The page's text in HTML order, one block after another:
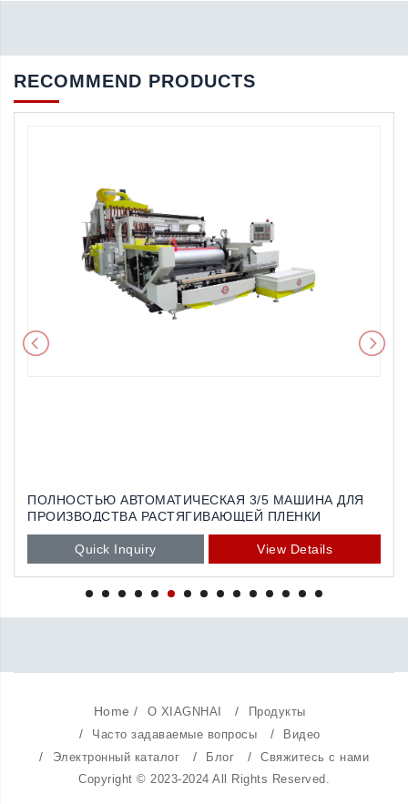
RECOMMEND PRODUCTS
ВЫСОКОСКОРОСТНАЯ МАШИНА ДЛЯ
ПРОИЗВОДСТВА БИОРАЗЛАГАЕМОЙ ПЛЕНКИ ИЗ
ПОЛИЭТИЛЕНА ВЫСОКОЙ ПЛОТНОСТИ
ОДНОСЛОЙНОГО ТИПА
Quick Inquiry View Details
Home / О XIAGNHAI / Продукты
/ Часто задаваемые вопросы / Видео
/ Электронный каталог / Блог /
Свяжитесь с нами
Copyright © 2023-2024 All Rights Reserved.